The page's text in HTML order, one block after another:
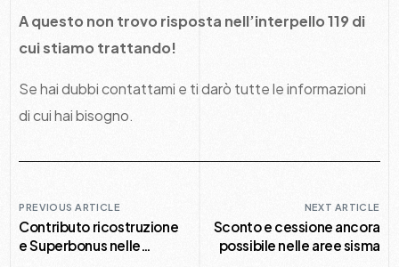
A questo non trovo risposta nell’interpello 119 di
cui stiamo trattando!
Se hai dubbi contattami e ti darò tutte le informazioni
di cui hai bisogno.
PREVIOUS ARTICLE
Contributo ricostruzione
e Superbonus nelle
NEXT ARTICLE
Sconto e cessione ancora
possibile nelle aree sisma